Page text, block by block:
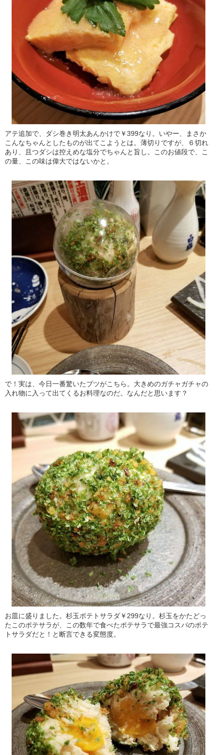
アテ追加で、ダシ巻き明太あんかけで￥399なり。いやー、まさか
こんなちゃんとしたものが出てこようとは。薄切りですが、６切れ
あり、且つダシは控えめな塩分でちゃんと旨し。このお値段で、こ
の量、この味は偉大ではないかと。
で！実は、今日一番驚いたブツがこちら。大きめのガチャガチャの
入れ物に入って出てくるお料理なのだ。なんだと思います？
お皿に盛りました。杉玉ポテトサラダ￥299なり。杉玉をかたどっ
たこのポテサラが、この数年で食べたポテサラで最強コスパのポテ
トサラダだと！と断言できる変態度。